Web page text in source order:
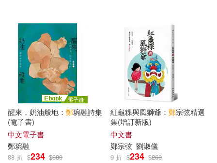
丁永康（主編）(13)
中村力斗(13) 冬愛ことね(13)
吳俁陽(13) 富安陽子(13)
希行(13) 月夜涙(13)
水上悟志(13) 真火(13)
高寶(44) 中國文史出版社(43)
北京師範大學出版社(43)
武漢大學出版社(43)
中國經濟出版社(42)
木馬文化(42)
醒來，奶油般地： 鄭琬融詩集
(電子書)
中文電子書
鄭琬融
88 折 $234 $380
紅龜粿與風獅爺： 鄭宗弦精選
集(增訂新版)
中文書
鄭宗弦 劉淑儀
9 折 $234 $260